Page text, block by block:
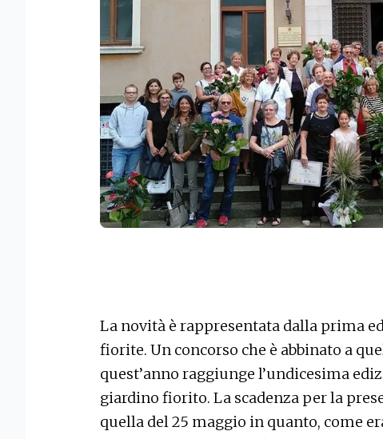
La novità è rappresentata dalla prima
fiorite. Un concorso che è abbinato a
quest’anno raggiunge l’undicesima
giardino fiorito. La scadenza per la
quella del 25 maggio in quanto, come